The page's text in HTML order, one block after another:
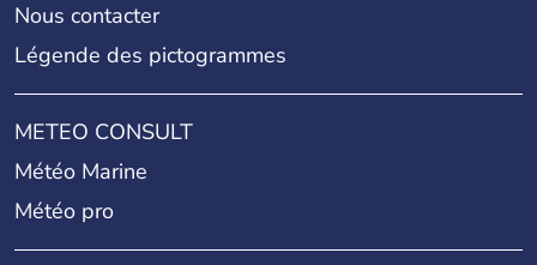
Nous contacter
Légende des pictogrammes
METEO CONSULT
Météo Marine
Météo pro